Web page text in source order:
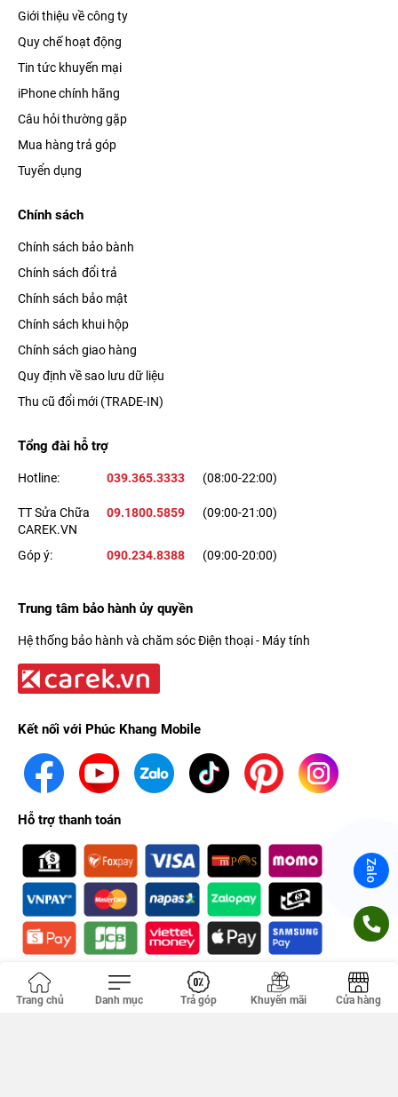
Giới thiệu về công ty
Quy chế hoạt động
Tin tức khuyến mại
iPhone chính hãng
Câu hỏi thường gặp
Mua hàng trả góp
Tuyển dụng
Chính sách
Chính sách bảo bành
Chính sách đổi trả
Chính sách bảo mật
Chính sách khui hộp
Chính sách giao hàng
Quy định về sao lưu dữ liệu
Thu cũ đổi mới (TRADE-IN)
Tổng đài hỗ trợ
Hotline: 039.365.3333 (08:00-22:00)
TT Sửa Chữa
CAREK.VN
09.1800.5859 (09:00-21:00)
Góp ý: 090.234.8388 (09:00-20:00)
Trung tâm bảo hành ủy quyền
Hệ thống bảo hành và chăm sóc Điện thoại - Máy tính
Kết nối với Phúc Khang Mobile
Hỗ trợ thanh toán
Chứng nhận
Zalo
Trang chủ Danh mục Trả góp Khuyến mãi Cửa hàng